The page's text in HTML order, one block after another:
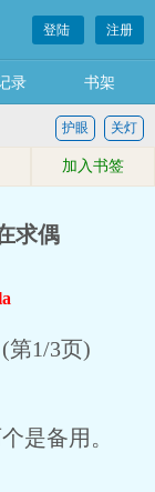
登陆 注册
录 书架
关灯
护眼
加入书签
求偶
第1/3页)
是备用。